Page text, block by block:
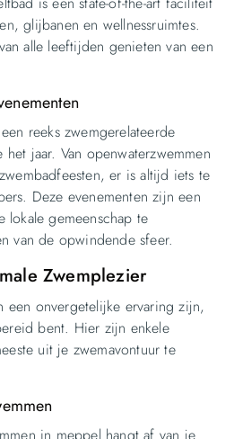
glijbanen en wellnessruimtes.
alle leeftijden genieten van een
reeks zwemgerelateerde
jaar. Van openwaterzwemmen
er is altijd iets te
Deze evenementen zijn een
gemeenschap te
van de opwindende sfeer.
Zwemplezier
een onvergetelijke ervaring zijn,
bent. Hier zijn enkele
uit je zwemavontuur te